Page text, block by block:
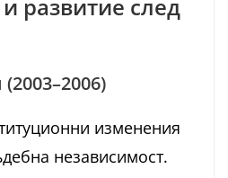
развитие след
изменения
независимост.